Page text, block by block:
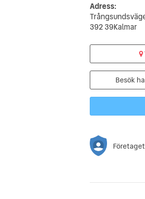
Adress:
392 39Kalmar
Besök